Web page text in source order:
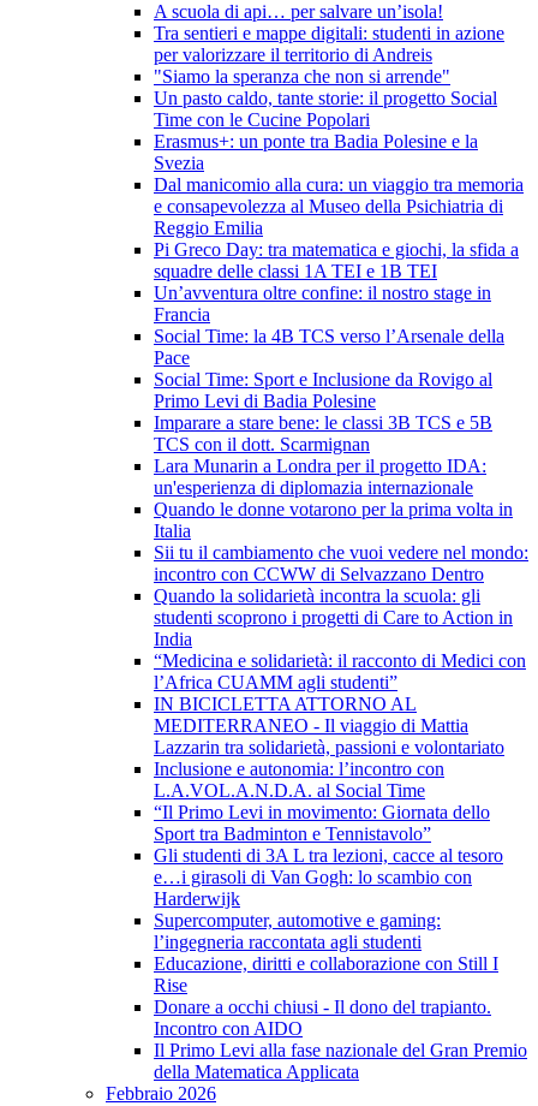
A scuola di api… per salvare un’isola!
Tra sentieri e mappe digitali: studenti in azione
per valorizzare il territorio di Andreis
"Siamo la speranza che non si arrende"
Un pasto caldo, tante storie: il progetto Social
Time con le Cucine Popolari
Erasmus+: un ponte tra Badia Polesine e la
Svezia
Dal manicomio alla cura: un viaggio tra memoria
e consapevolezza al Museo della Psichiatria di
Reggio Emilia
Pi Greco Day: tra matematica e giochi, la sfida a
squadre delle classi 1A TEI e 1B TEI
Un’avventura oltre confine: il nostro stage in
Francia
Social Time: la 4B TCS verso l’Arsenale della
Pace
Social Time: Sport e Inclusione da Rovigo al
Primo Levi di Badia Polesine
Imparare a stare bene: le classi 3B TCS e 5B
TCS con il dott. Scarmignan
Lara Munarin a Londra per il progetto IDA:
un'esperienza di diplomazia internazionale
Quando le donne votarono per la prima volta in
Italia
Sii tu il cambiamento che vuoi vedere nel mondo:
incontro con CCWW di Selvazzano Dentro
Quando la solidarietà incontra la scuola: gli
studenti scoprono i progetti di Care to Action in
India
“Medicina e solidarietà: il racconto di Medici con
l’Africa CUAMM agli studenti”
IN BICICLETTA ATTORNO AL
MEDITERRANEO - Il viaggio di Mattia
Lazzarin tra solidarietà, passioni e volontariato
Inclusione e autonomia: l’incontro con
L.A.VOL.A.N.D.A. al Social Time
“Il Primo Levi in movimento: Giornata dello
Sport tra Badminton e Tennistavolo”
Gli studenti di 3A L tra lezioni, cacce al tesoro
e…i girasoli di Van Gogh: lo scambio con
Harderwijk
Supercomputer, automotive e gaming:
l’ingegneria raccontata agli studenti
Educazione, diritti e collaborazione con Still I
Rise
Donare a occhi chiusi - Il dono del trapianto.
Incontro con AIDO
Il Primo Levi alla fase nazionale del Gran Premio
della Matematica Applicata
Febbraio 2026